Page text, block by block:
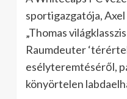
sportigazgatója,
„Thomas
Raumdeuter
esélyteremtéséről,
könyörtelen